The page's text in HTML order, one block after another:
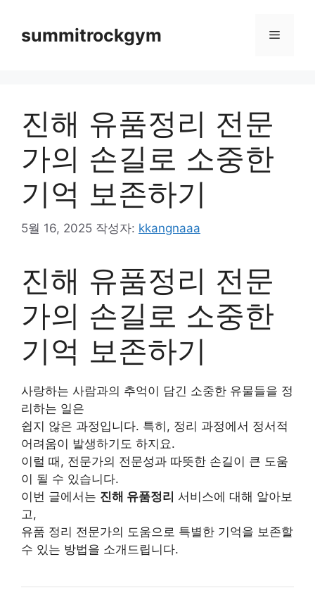
summitrockgym 메
진해 유품정리 전문
가의 손길로 소중한
기억 보존하기
5월 16, 2025 작성자: kkangnaaa
진해 유품정리 전문
가의 손길로 소중한
기억 보존하기
사랑하는 사람과의 추억이 담긴 소중한 유물들을 정
리하는 일은
쉽지 않은 과정입니다. 특히, 정리 과정에서 정서적
어려움이 발생하기도 하지요.
이럴 때, 전문가의 전문성과 따뜻한 손길이 큰 도움
이 될 수 있습니다.
이번 글에서는 진해 유품정리 서비스에 대해 알아보
고,
유품 정리 전문가의 도움으로 특별한 기억을 보존할
수 있는 방법을 소개드립니다.